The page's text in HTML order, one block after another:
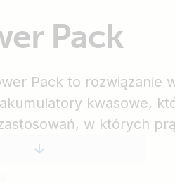
Pack
Pack to rozwiązanie
kwasowe,
w których
krótki okres czasu.